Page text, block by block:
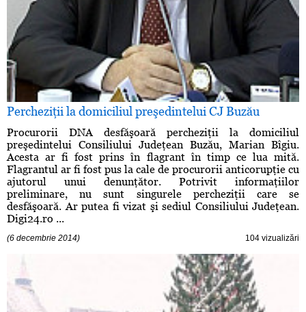
Percheziţii la domiciliul preşedintelui CJ Buzău
Procurorii DNA desfăşoară percheziţii la domiciliul
preşedintelui Consiliului Judeţean Buzău, Marian Bîgiu.
Acesta ar fi fost prins în flagrant în timp ce lua mită.
Flagrantul ar fi fost pus la cale de procurorii anticorupţie cu
ajutorul unui denunţător. Potrivit informaţiilor
preliminare, nu sunt singurele percheziţii care se
desfăşoară. Ar putea fi vizat şi sediul Consiliului Judeţean.
Digi24.ro ...
(6 decembrie 2014) 104 vizualizări